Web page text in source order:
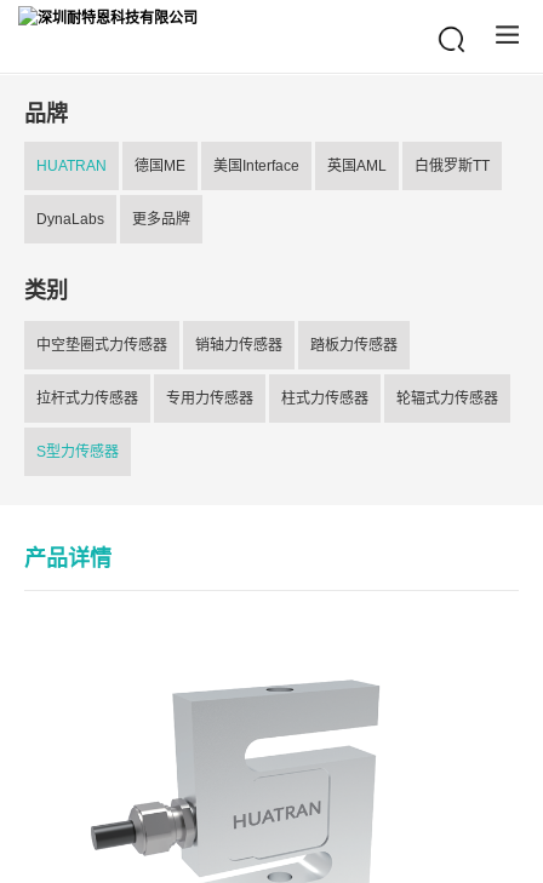
品牌
HUATRAN 德国ME 美国Interface 英国AML 白俄罗斯TT
DynaLabs 更多品牌
类别
中空垫圈式力传感器 销轴力传感器 踏板力传感器
拉杆式力传感器 专用力传感器 柱式力传感器 轮辐式力传感器
S型力传感器
产品详情